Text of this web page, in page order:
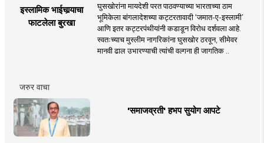
इस्लामिक भाईचार्‍याचा
फाटलेला बुरखा
घुसखोरांना मायदेशी परत पाठवण्याच्या भारताच्या ठाम
भूमिकेला बांगलादेशच्या कट्टरतावादी ‘जमात-ए-इस्लामी’
आणि इतर कट्टरपंथीयांनी कडाडून विरोध दर्शवला आहे.
स्वतःच्याच मुस्लीम नागरिकांना घुसखोर ठरवून, सीमेवर
मानवी ढाल उभारण्याची त्यांची वल्गना ही जागतिक ..
जरुर वाचा
'समाजव्रती' हभप सुयोग आपटे